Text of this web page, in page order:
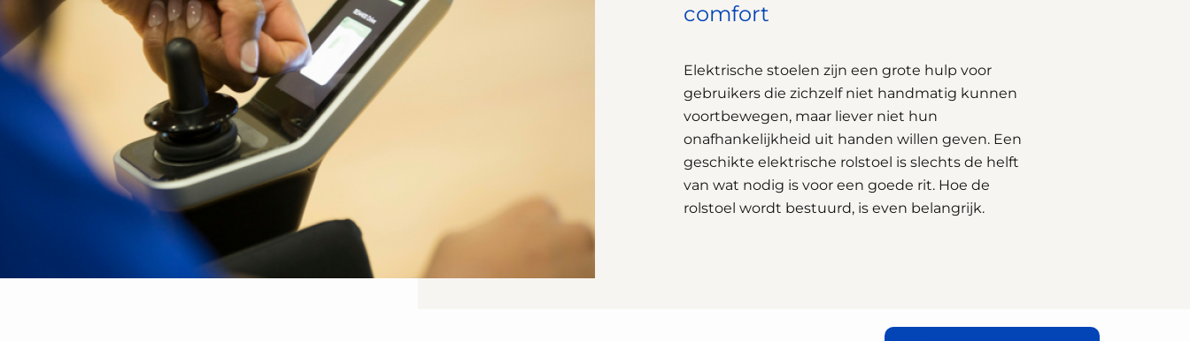
comfort
Elektrische stoelen zijn een grote hulp voor
gebruikers die zichzelf niet handmatig kunnen
voortbewegen, maar liever niet hun
onafhankelijkheid uit handen willen geven. Een
geschikte elektrische rolstoel is slechts de helft
van wat nodig is voor een goede rit. Hoe de
rolstoel wordt bestuurd, is even belangrijk.